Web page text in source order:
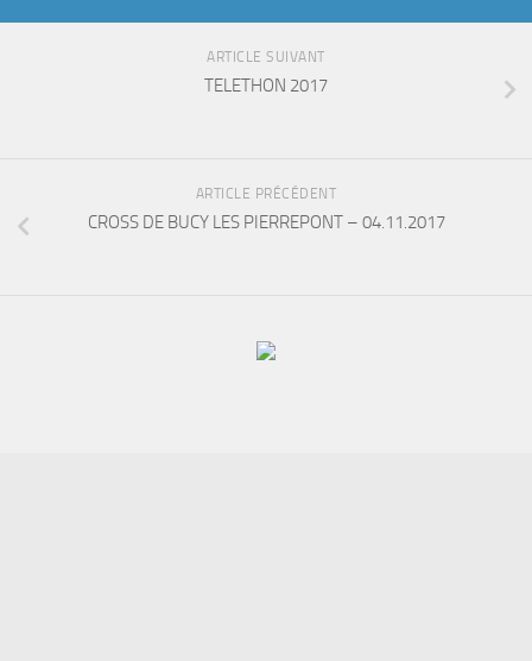
ARTICLE SUIVANT
TELETHON 2017
ARTICLE PRÉCÉDENT
CROSS DE BUCY LES PIERREPONT – 04.11.2017